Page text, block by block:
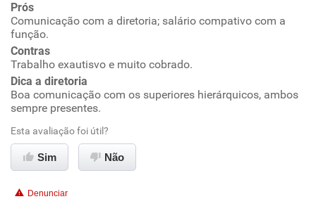
Ambiente de trabalho
Conciliação com a vida familiar
Benefícios
Prós
Comunicação com a diretoria; salário compativo com a
função.
Contras
Trabalho exautisvo e muito cobrado.
Dica a diretoria
Boa comunicação com os superiores hierárquicos, ambos
sempre presentes.
Esta avaliação foi útil?
Sim Não
Denunciar